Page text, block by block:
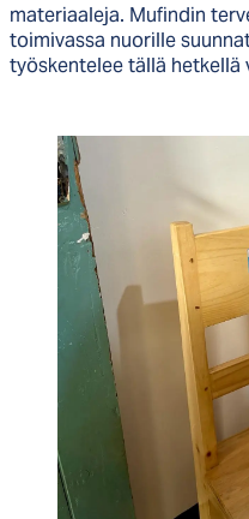
materiaaleja. Mufindin
toimivassa nuorille
työskentelee tällä hetkellä